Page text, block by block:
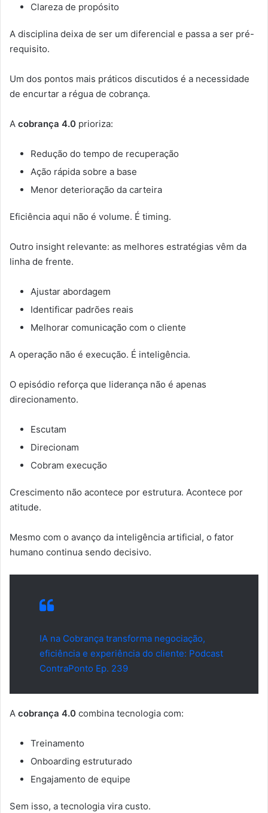
Clareza de propósito
A disciplina deixa de ser um diferencial e passa a ser pré-
requisito.
Um dos pontos mais práticos discutidos é a necessidade
de encurtar a régua de cobrança.
A cobrança 4.0 prioriza:
Redução do tempo de recuperação
Ação rápida sobre a base
Menor deterioração da carteira
Eficiência aqui não é volume. É timing.
Outro insight relevante: as melhores estratégias vêm da
linha de frente.
Ajustar abordagem
Identificar padrões reais
Melhorar comunicação com o cliente
A operação não é execução. É inteligência.
O episódio reforça que liderança não é apenas
direcionamento.
Escutam
Direcionam
Cobram execução
Crescimento não acontece por estrutura. Acontece por
atitude.
Mesmo com o avanço da inteligência artificial, o fator
humano continua sendo decisivo.
IA na Cobrança transforma negociação,
eficiência e experiência do cliente: Podcast
ContraPonto Ep. 239
A cobrança 4.0 combina tecnologia com:
Treinamento
Onboarding estruturado
Engajamento de equipe
Sem isso, a tecnologia vira custo.